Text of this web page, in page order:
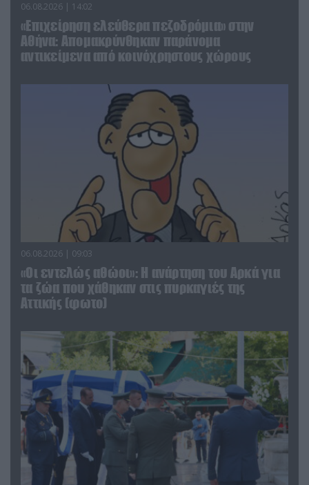
06.08.2026 | 14:02
«Επιχείρηση ελεύθερα πεζοδρόμια» στην
Αθήνα: Απομακρύνθηκαν παράνομα
αντικείμενα από κοινόχρηστους χώρους
06.08.2026 | 09:03
«Οι εντελώς αθώοι»: Η ανάρτηση του Αρκά για
τα ζώα που χάθηκαν στις πυρκαγιές της
Αττικής (φωτο)